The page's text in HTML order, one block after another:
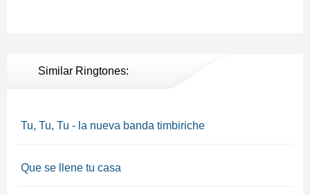
Similar Ringtones:
Tu, Tu, Tu - la nueva banda timbiriche
Que se llene tu casa